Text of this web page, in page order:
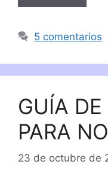
5 comentarios
GUÍA
PARA
23 de octubre de